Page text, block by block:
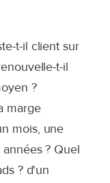
t-il client sur
t-il
?
marge
mois, une
? Quel
? d'un